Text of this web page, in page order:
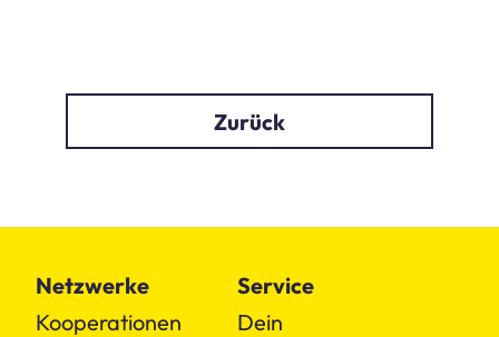
Zurück
Netzwerke
Kooperationen
Service
Dein